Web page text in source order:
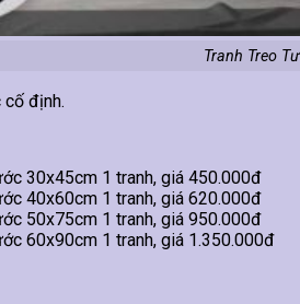
Tranh Treo
định.
30x45cm 1 tranh, giá 450.000đ
40x60cm 1 tranh, giá 620.000đ
50x75cm 1 tranh, giá 950.000đ
60x90cm 1 tranh, giá 1.350.000đ